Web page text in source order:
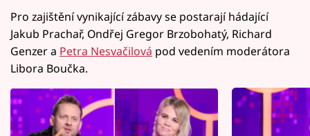
Pro zajištění vynikající zábavy se postarají hádající
Jakub Prachař, Ondřej Gregor Brzobohatý, Richard
Genzer a Petra Nesvačilová pod vedením moderátora
Libora Boučka.